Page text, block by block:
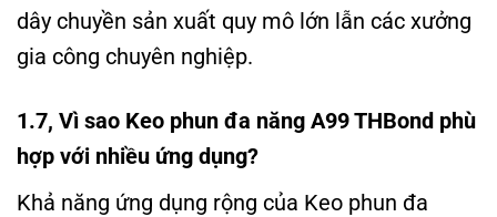
dây chuyền sản xuất quy mô lớn lẫn các xưởng
gia công chuyên nghiệp.
1.7, Vì sao Keo phun đa năng A99 THBond phù
hợp với nhiều ứng dụng?
Khả năng ứng dụng rộng của Keo phun đa